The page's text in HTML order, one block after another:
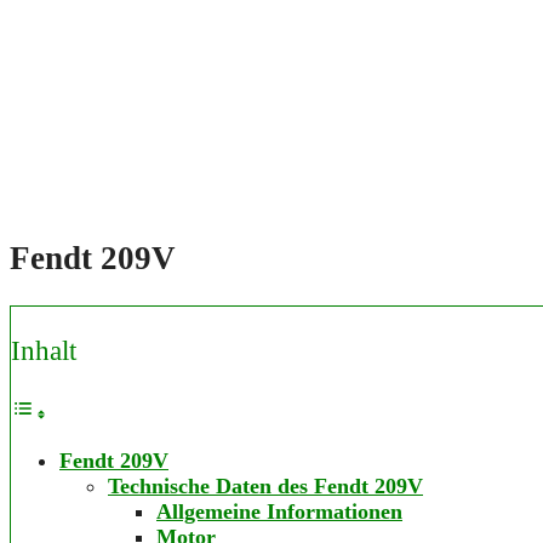
Fendt 209V
Inhalt
Fendt 209V
Technische Daten des Fendt 209V
Allgemeine Informationen
Motor